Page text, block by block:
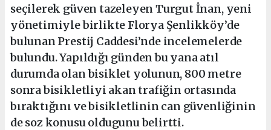
seçilerek güven tazeleyen Turgut İnan, yeni
yönetimiyle birlikte Florya Şenlikköy’de
bulunan Prestij Caddesi’nde incelemelerde
bulundu. Yapıldığı günden bu yana atıl
durumda olan bisiklet yolunun, 800 metre
sonra bisikletliyi akan trafiğin ortasında
bıraktığını ve bisikletlinin can güvenliğinin
de soz konusu oldugunu belirtti.